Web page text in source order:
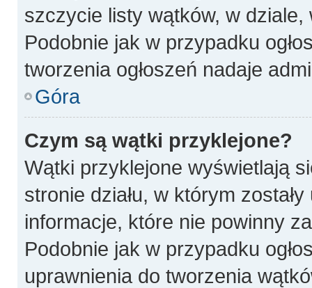
szczycie listy wątków, w
Podobnie jak w przypadku
tworzenia ogłoszeń nadaje
Góra
Czym są wątki przyklejone?
Wątki przyklejone wyświetlają
stronie działu, w którym
informacje, które nie powinny
Podobnie jak w przypadku
uprawnienia do tworzenia